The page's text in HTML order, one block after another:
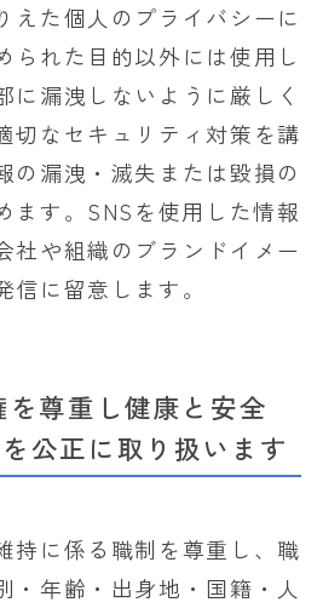
えた個人のプライバシーに
られた目的以外には使用し
に漏洩しないように厳しく
切なセキュリティ対策を講
の漏洩・滅失または毀損の
ます。SNSを使用した情報
社や組織のブランドイメー
に留意します。
を尊重し健康と安全
公正に取り扱います
持に係る職制を尊重し、職
・年齢・出身地・国籍・人